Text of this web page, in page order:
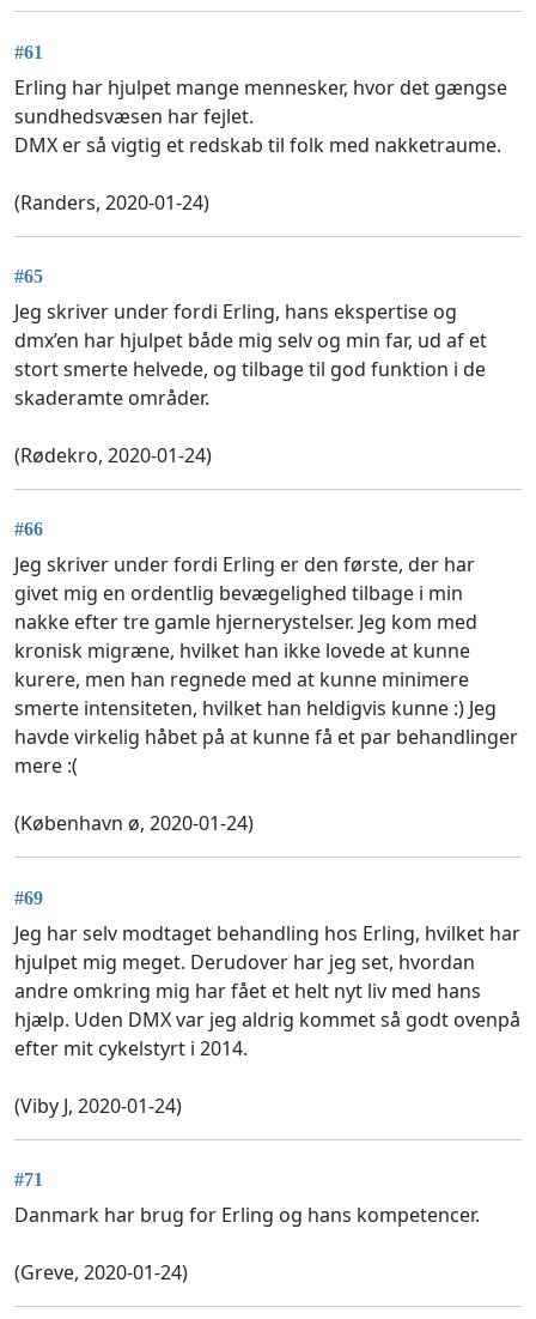
#61
Erling har hjulpet mange mennesker, hvor det gængse
sundhedsvæsen har fejlet.
DMX er så vigtig et redskab til folk med nakketraume.
(Randers, 2020-01-24)
#65
Jeg skriver under fordi Erling, hans ekspertise og
dmx’en har hjulpet både mig selv og min far, ud af et
stort smerte helvede, og tilbage til god funktion i de
skaderamte områder.
(Rødekro, 2020-01-24)
#66
Jeg skriver under fordi Erling er den første, der har
givet mig en ordentlig bevægelighed tilbage i min
nakke efter tre gamle hjernerystelser. Jeg kom med
kronisk migræne, hvilket han ikke lovede at kunne
kurere, men han regnede med at kunne minimere
smerte intensiteten, hvilket han heldigvis kunne :) Jeg
havde virkelig håbet på at kunne få et par behandlinger
mere :(
(København ø, 2020-01-24)
#69
Jeg har selv modtaget behandling hos Erling, hvilket har
hjulpet mig meget. Derudover har jeg set, hvordan
andre omkring mig har fået et helt nyt liv med hans
hjælp. Uden DMX var jeg aldrig kommet så godt ovenpå
efter mit cykelstyrt i 2014.
(Viby J, 2020-01-24)
#71
Danmark har brug for Erling og hans kompetencer.
(Greve, 2020-01-24)